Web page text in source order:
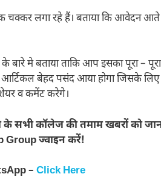
चक्कर लगा रहे हैं। बताया कि आवेदन आते
मे बताया ताकि आप इसका पूरा –
बेहद पसंद आया होगा जिसके
व कमेंट करेगे।
के सभी कॉलेज की तमाम खबरों को
Group ज्वाइन करें!
– Click Here